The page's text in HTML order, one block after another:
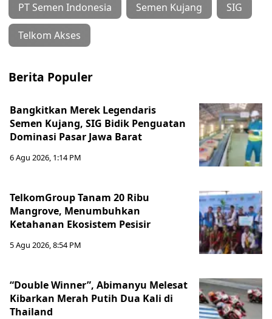
PT Semen Indonesia Semen Kujang SIG
Telkom Akses
Berita Populer
Bangkitkan Merek Legendaris
Semen Kujang, SIG Bidik Penguatan
Dominasi Pasar Jawa Barat
6 Agu 2026, 1:14 PM
TelkomGroup Tanam 20 Ribu
Mangrove, Menumbuhkan
Ketahanan Ekosistem Pesisir
5 Agu 2026, 8:54 PM
“Double Winner”, Abimanyu Melesat
Kibarkan Merah Putih Dua Kali di
Thailand